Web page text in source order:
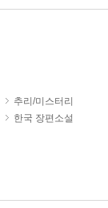
추리/미스터리
한국 장편소설